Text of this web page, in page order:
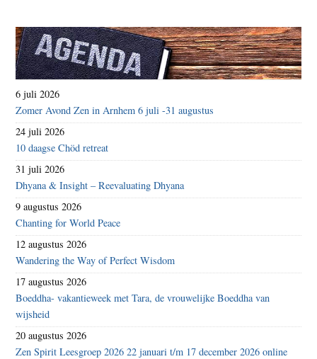
6 juli 2026
Zomer Avond Zen in Arnhem 6 juli -31 augustus
24 juli 2026
10 daagse Chöd retreat
31 juli 2026
Dhyana & Insight – Reevaluating Dhyana
9 augustus 2026
Chanting for World Peace
12 augustus 2026
Wandering the Way of Perfect Wisdom
17 augustus 2026
Boeddha- vakantieweek met Tara, de vrouwelijke Boeddha van
wijsheid
20 augustus 2026
Zen Spirit Leesgroep 2026 22 januari t/m 17 december 2026 online